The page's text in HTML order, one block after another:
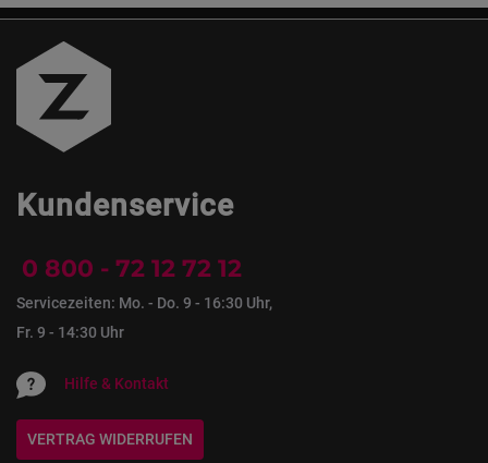
Kundenservice
0 800 - 72 12 72 12
Servicezeiten: Mo. - Do. 9 - 16:30 Uhr,
Fr. 9 - 14:30 Uhr
Hilfe & Kontakt
VERTRAG WIDERRUFEN